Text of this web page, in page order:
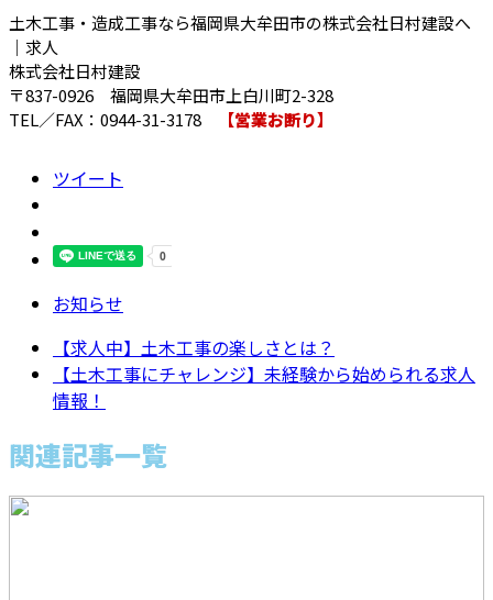
土木工事・造成工事なら福岡県大牟田市の株式会社日村建設へ
｜求人
株式会社日村建設
〒837-0926 福岡県大牟田市上白川町2-328
TEL／FAX：0944-31-3178
【営業お断り】
ツイート
お知らせ
【求人中】土木工事の楽しさとは？
【土木工事にチャレンジ】未経験から始められる求人
情報！
関連記事一覧